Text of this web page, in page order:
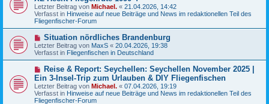
r
a
g
u
e
r
B
e
t
r
a
g
Letzter Beitrag von Michael. « 21.04.2026, 14:42
Verfasst in Hinweise auf neue Beiträge und News im redaktionellen Teil des
Fliegenfischer-Forum
N
e
u
e
B
e
i
t
r
Situation nördliches Brandenburg
Letzter Beitrag von MaxS « 20.04.2026, 19:38
Verfasst in Fliegenfischen in Deutschland
N
e
u
e
r
Reise & Report: Seychellen: Seychellen November 2025 |
Ein 3-Insel-Trip zum Urlauben & DIY Fliegenfischen
Letzter Beitrag von Michael. « 07.04.2026, 19:19
Verfasst in Hinweise auf neue Beiträge und News im redaktionellen Teil des
Fliegenfischer-Forum